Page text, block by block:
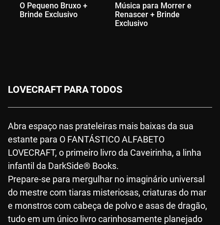
O Pequeno Bruxo +
Brinde Exclusivo
Música para Morrer e
Renascer + Brinde
Exclusivo
LOVECRAFT PARA TODOS
Abra espaço nas prateleiras mais baixas da sua
estante para O FANTÁSTICO ALFABETO
LOVECRAFT, o primeiro livro da Caveirinha, a linha
infantil da DarkSide® Books.
Prepare-se para mergulhar no imaginário universal
do mestre com tiaras misteriosas, criaturas do mar
e monstros com cabeça de polvo e asas de dragão,
tudo em um único livro carinhosamente planejado